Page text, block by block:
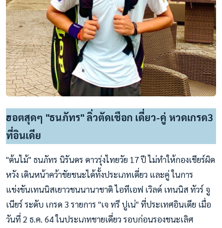
ฮอตสุดๆ "ธนภัทร" ลิ่วตัดเชือก เดี่ยว-คู่ หวดเกรด3
ที่อินเดีย
"ต้นไม้" ธนภัทร นิรันดร ดาวรุ่งไทยวัย 17 ปี ไม่ทำให้กองเชียร์ผิด
หวัง เดินหน้าคว้าชัยชนะได้ทั้งประเภทเดี่ยว และคู่ ในการ
แข่งขันเทนนิสเยาวชนนานาชาติ ไอทีเอฟ เวิลด์ เทนนิส ทัวร์ จู
เนียร์ ระดับ เกรด 3 รายการ "เจ ทรี ปูเน่" ที่ประเทศอินเดีย เมื่อ
วันที่ 2 ธ.ค. 64 ในประเภทชายเดี่ยว รอบก่อนรองชนะเลิศ